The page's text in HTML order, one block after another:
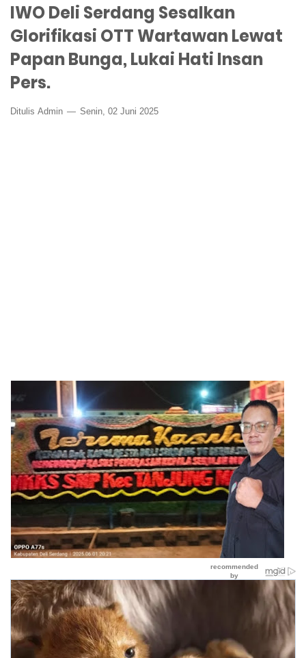
IWO Deli Serdang Sesalkan
Glorifikasi OTT Wartawan Lewat
Papan Bunga, Lukai Hati Insan
Pers.
Ditulis Admin Senin, 02 Juni 2025